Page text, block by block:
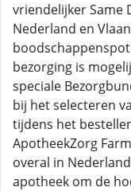
vriendelijker Same
Nederland en
bezorging is
speciale
bij het selecteren
tijdens het
ApotheekZorg
overal in
apotheek om de